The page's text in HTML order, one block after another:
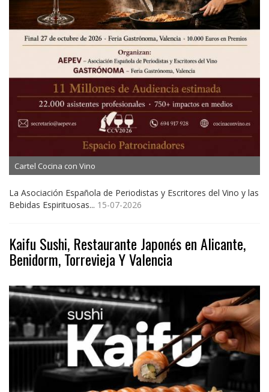
Cartel Cocina con Vino
La Asociación Española de Periodistas y Escritores del Vino y las
Bebidas Espirituosas... 15-07-2026
Kaifu Sushi, Restaurante Japonés en Alicante,
Benidorm, Torrevieja Y Valencia